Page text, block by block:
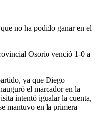
no ha podido ganar en el
Osorio venció 1-0 a
ya que Diego
el marcador en la
intentó igualar la cuenta,
mantuvo en la primera